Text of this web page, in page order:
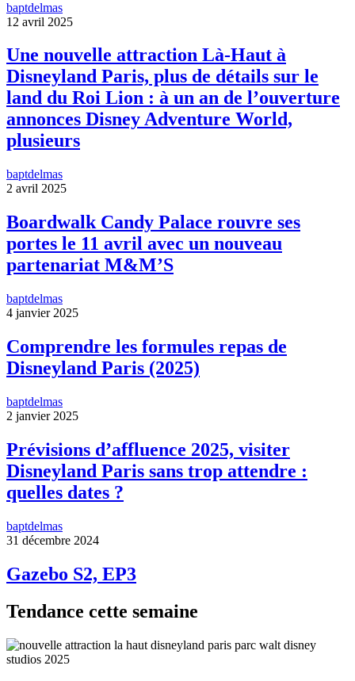
baptdelmas
12 avril 2025
Une nouvelle attraction Là-Haut à
Disneyland Paris, plus de détails sur le
land du Roi Lion : à un an de l’ouverture
annonces Disney Adventure World,
plusieurs
baptdelmas
2 avril 2025
Boardwalk Candy Palace rouvre ses
portes le 11 avril avec un nouveau
partenariat M&M’S
baptdelmas
4 janvier 2025
Comprendre les formules repas de
Disneyland Paris (2025)
baptdelmas
2 janvier 2025
Prévisions d’affluence 2025, visiter
Disneyland Paris sans trop attendre :
quelles dates ?
baptdelmas
31 décembre 2024
Gazebo S2, EP3
Tendance cette semaine